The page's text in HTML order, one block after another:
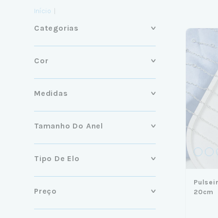
Início
Categorias
Cor
Medidas
Tamanho Do Anel
Tipo De Elo
Preço
20cm